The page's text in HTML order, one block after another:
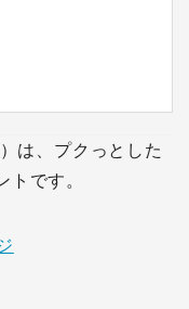
は、プクっとした
です。